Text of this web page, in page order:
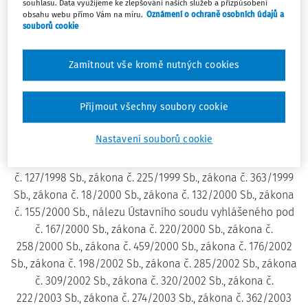
ČÁST PRVNÍ
Změna zákona o veřejném zdravotním
pojištění
Čl.I
Zákon č. 48/1997 Sb., o veřejném zdravotním pojištění a o
změně a doplnění některých souvisejících zákonů, ve
č. 127/1998 Sb., zákona č. 225/1999 Sb., zákona č. 363/1999
Sb., zákona č. 18/2000 Sb., zákona č. 132/2000 Sb., zákona
č. 155/2000 Sb., nálezu Ústavního soudu vyhlášeného pod
č. 167/2000 Sb., zákona č. 220/2000 Sb., zákona č.
258/2000 Sb., zákona č. 459/2000 Sb., zákona č. 176/2002
Sb., zákona č. 198/2002 Sb., zákona č. 285/2002 Sb., zákona
č. 309/2002 Sb., zákona č. 320/2002 Sb., zákona č.
222/2003 Sb., zákona č. 274/2003 Sb., zákona č. 362/2003
souhlasu. Data využijeme ke zlepšování našich služeb a přizpůsobení
obsahu webu přímo Vám na míru. Oznámení o ochraně osobních údajů a
souborů cookie
Nastavení souborů cookie
Zamítnout vše kromě nutných cookies
Přijmout všechny soubory cookie